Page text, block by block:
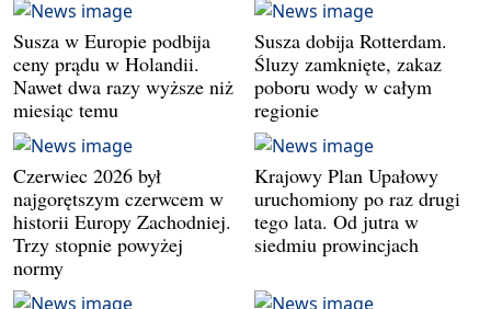
Susza w Europie podbija
ceny prądu w Holandii.
Nawet dwa razy wyższe niż
miesiąc temu
Susza dobija Rotterdam.
Śluzy zamknięte, zakaz
poboru wody w całym
regionie
Czerwiec 2026 był
najgorętszym czerwcem w
historii Europy Zachodniej.
Trzy stopnie powyżej
normy
Krajowy Plan Upałowy
uruchomiony po raz drugi
tego lata. Od jutra w
siedmiu prowincjach